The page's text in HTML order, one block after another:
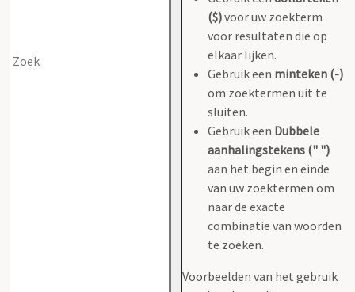
($)voor uw zoekterm
voor resultaten die op
elkaar lijken.
Gebruik een minteken (-)
om zoektermen uit te
sluiten.
Gebruik een Dubbele
aanhalingstekens (" ")
aan het begin en einde
van uw zoektermen om
naar de exacte
combinatie van woorden
te zoeken.
Voorbeelden van het gebruik